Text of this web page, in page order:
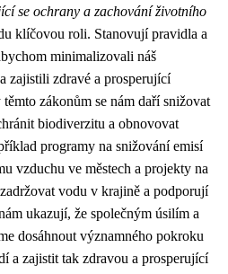
se ochrany a zachování životního
klíčovou roli. Stanovují pravidla a
minimalizovali náš
zajistili zdravé a prosperující
zákonům se nám daří snižovat
biodiverzitu a obnovovat
programy na snižování emisí
vzduchu ve městech a projekty na
vodu v krajině a podporují
ukazují, že společným úsilím a
dosáhnout významného pokroku
a zajistit tak zdravou a prosperující